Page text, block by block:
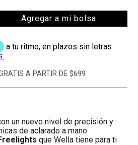
Agregar a mi bolsa
A PARTIR DE $699
un nuevo nivel de precisión y
de aclarado a mano
que Wella tiene para ti